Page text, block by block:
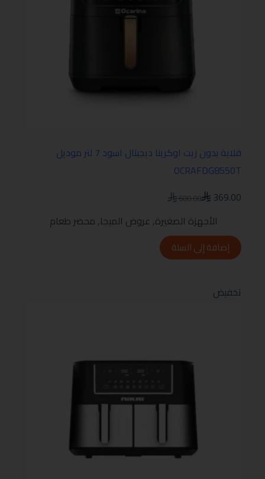
قلاية بدون زيت اوكرينا ديجيتال اسود 7 لتر موديل
OCRAFDG8550T
600.00
369.00
الأجهزة الصغيرة, عروض الميجا, محضر طعام
إضافة إلى السلة
تخفيض